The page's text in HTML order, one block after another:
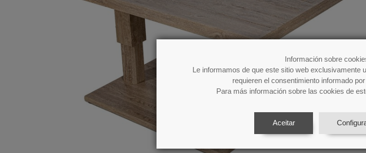
Información sobre
Le informamos de que este sitio web exclusivamente
requieren el consentimiento informado
Para más información sobre las cookies de
Aceitar